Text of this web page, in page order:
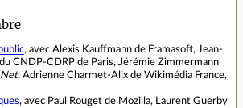
, avec Alexis Kauffmann de Framasoft, Jean‐
CNDP-CDRP de Paris, Jérémie Zimmermann
Net, Adrienne Charmet-Alix de Wikimédia France,
, avec Paul Rouget de Mozilla, Laurent Guerby